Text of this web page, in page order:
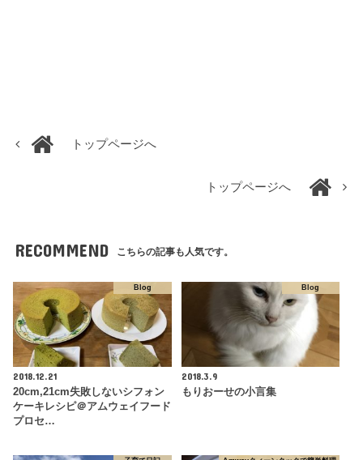
トップページへ
トップページへ
RECOMMEND こちらの記事も人気です。
Blog
2018.12.21
20cm,21cm失敗しないシフォン
ケーキレシピ＠アムウェイフード
プロセ…
Blog
2018.3.9
もりおーせの小言集